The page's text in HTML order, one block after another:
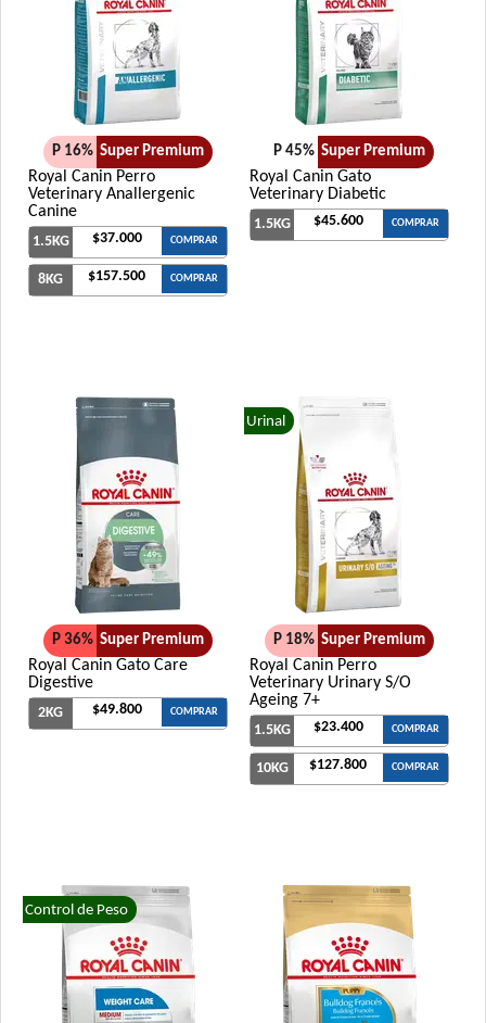
P 16% Super Premium
Royal Canin Perro
Veterinary Anallergenic
Canine
1.5KG $37.000 COMPRAR
8KG $157.500 COMPRAR
P 45% Super Premium
Royal Canin Gato
Veterinary Diabetic
1.5KG $45.600 COMPRAR
P 36% Super Premium
Royal Canin Gato Care
Digestive
2KG $49.800 COMPRAR
Urinal
P 18% Super Premium
Royal Canin Perro
Veterinary Urinary S/O
Ageing 7+
1.5KG $23.400 COMPRAR
10KG $127.800 COMPRAR
Control de Peso